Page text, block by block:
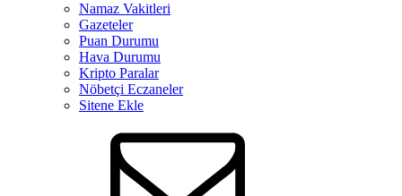
Namaz Vakitleri
Gazeteler
Puan Durumu
Hava Durumu
Kripto Paralar
Nöbetçi Eczaneler
Sitene Ekle